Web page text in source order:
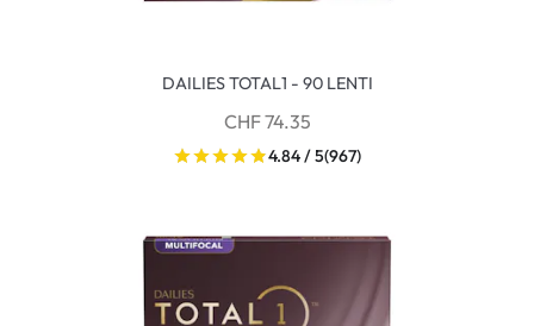
DAILIES TOTAL1 - 90 LENTI
CHF 74.35
4.84 / 5(967)